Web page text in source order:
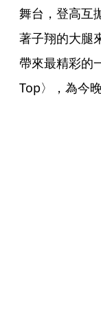
舞台，登高互
著子翔的大腿
帶來最精彩的
Top〉，為今